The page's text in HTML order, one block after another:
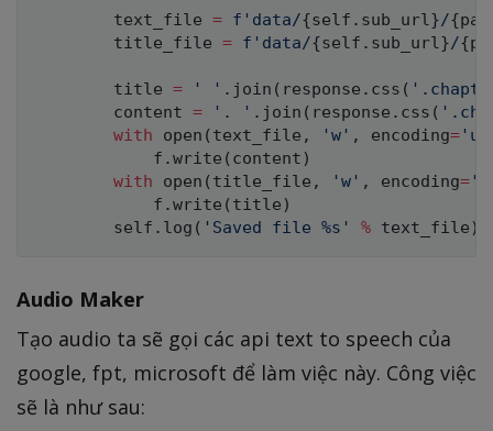
        text_file
= f'data/{self . sub_url}/{
        title_file
= f'data/{self . sub_url}/{
        title
= ' ' . join ( response . css (
        content
= '. ' . join ( response . css (
with
open ( text_file , 'w' , encoding=
            f
.write ( content )
with
open ( title_file , 'w' , encoding=
            f
.write ( title )
        self
. log ( 'Saved file %s' % text_file )
Audio Maker
Tạo audio ta sẽ gọi các api text to speech của
google, fpt, microsoft để làm việc này. Công việc
sẽ là như sau: